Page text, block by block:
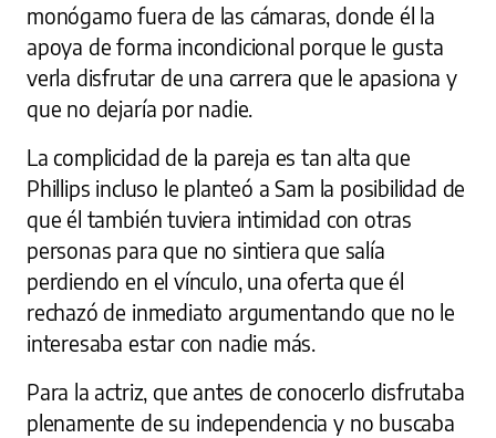
monógamo fuera de las cámaras, donde él la
apoya de forma incondicional porque le gusta
verla disfrutar de una carrera que le apasiona y
que no dejaría por nadie.
La complicidad de la pareja es tan alta que
Phillips incluso le planteó a Sam la posibilidad de
que él también tuviera intimidad con otras
personas para que no sintiera que salía
perdiendo en el vínculo, una oferta que él
rechazó de inmediato argumentando que no le
interesaba estar con nadie más.
Para la actriz, que antes de conocerlo disfrutaba
plenamente de su independencia y no buscaba